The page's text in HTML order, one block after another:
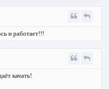
и работает!!!
качать!